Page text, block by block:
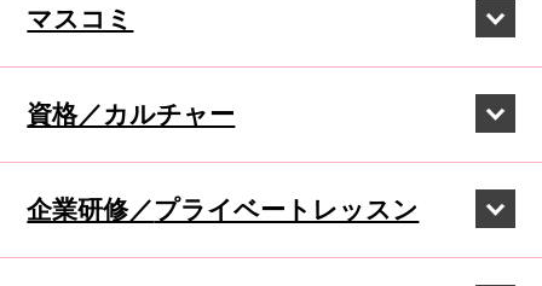
マスコミ
資格／カルチャー
企業研修／プライベートレッスン